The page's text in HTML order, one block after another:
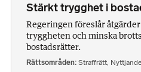
Stärkt trygghet i
Regeringen föreslår
tryggheten och minska
bostadsrätter.
Rättsområden Straffrätt,